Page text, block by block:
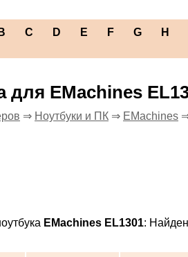
B C D E F G H
для EMachines
⇒ Ноутбуки и ПК ⇒ EMachines
EMachines EL1301: